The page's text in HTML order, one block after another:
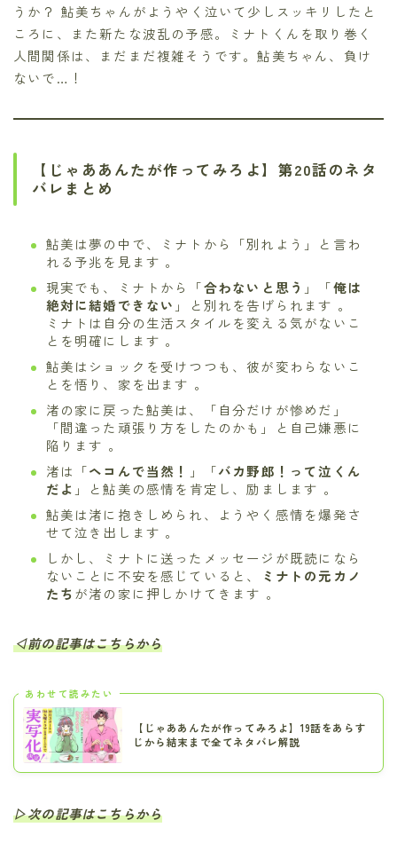
うか？ 鮎美ちゃんがようやく泣いて少しスッキリしたと
ころに、また新たな波乱の予感。ミナトくんを取り巻く
人間関係は、まだまだ複雑そうです。鮎美ちゃん、負け
ないで…！
【じゃああんたが作ってみろよ】第20話のネタ
バレまとめ
鮎美は夢の中で、ミナトから「別れよう」と言わ
れる予兆を見ます 。
現実でも、ミナトから「合わないと思う 」「俺は
絶対に結婚できない 」と別れを告げられます 。
ミナトは自分の生活スタイルを変える気がないこ
とを明確にします 。
鮎美はショックを受けつつも、彼が変わらないこ
とを悟り、家を出ます 。
渚の家に戻った鮎美は、「自分だけが惨めだ」
「間違った頑張り方をしたのかも」と自己嫌悪に
陥ります 。
渚は「ヘコんで当然！ 」「バカ野郎！って泣くん
だよ 」と鮎美の感情を肯定し、励まします 。
鮎美は渚に抱きしめられ、ようやく感情を爆発さ
せて泣き出します 。
しかし、ミナトに送ったメッセージが既読になら
ないことに不安を感じていると、
ミナトの元カノ
たち が渚の家に押しかけてきます 。
◁前の記事はこちらから
あわせて読みたい
【じゃああんたが作ってみろよ】19話をあらす
じから結末まで全てネタバレ解説
▷次の記事はこちらから